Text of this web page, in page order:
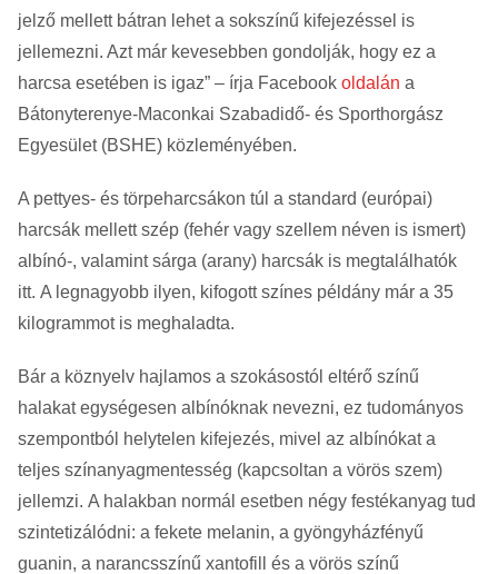
jelző mellett bátran lehet a sokszínű kifejezéssel is
jellemezni. Azt már kevesebben gondolják, hogy ez a
harcsa esetében is igaz” – írja Facebook oldalán a
Bátonyterenye-Maconkai Szabadidő- és Sporthorgász
Egyesület (BSHE) közleményében.
A pettyes- és törpeharcsákon túl a standard (európai)
harcsák mellett szép (fehér vagy szellem néven is ismert)
albínó-, valamint sárga (arany) harcsák is megtalálhatók
itt. A legnagyobb ilyen, kifogott színes példány már a 35
kilogrammot is meghaladta.
Bár a köznyelv hajlamos a szokásostól eltérő színű
halakat egységesen albínóknak nevezni, ez tudományos
szempontból helytelen kifejezés, mivel az albínókat a
teljes színanyagmentesség (kapcsoltan a vörös szem)
jellemzi. A halakban normál esetben négy festékanyag tud
szintetizálódni: a fekete melanin, a gyöngyházfényű
guanin, a narancsszínű xantofill és a vörös színű